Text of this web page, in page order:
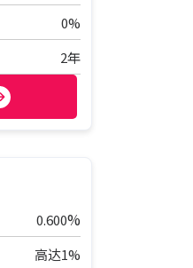
0%
2年
0.600%
高达1%